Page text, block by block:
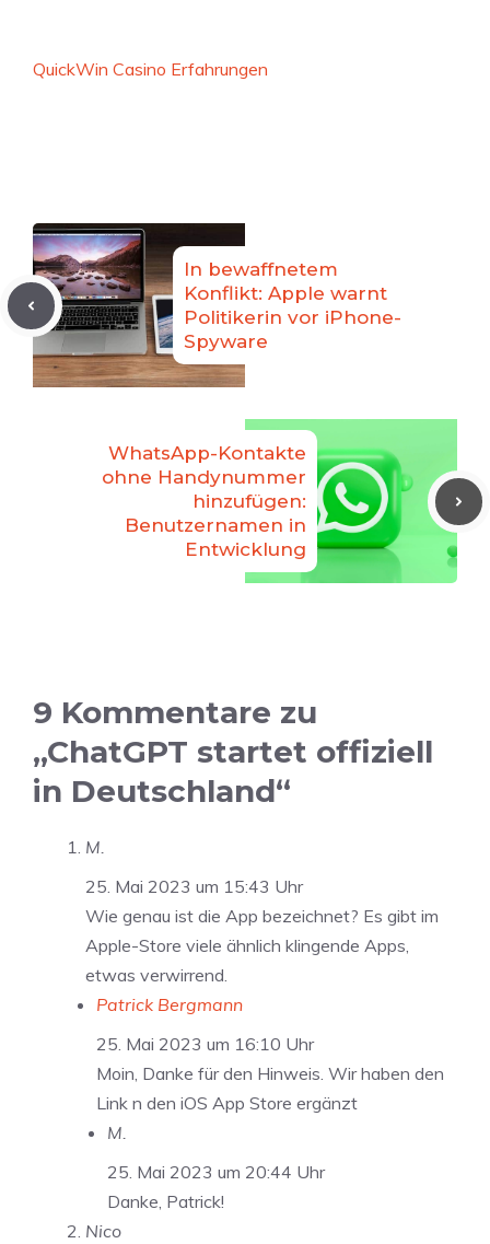
QuickWin Casino Erfahrungen
In bewaffnetem
Konflikt: Apple warnt
Politikerin vor iPhone-
Spyware
WhatsApp-Kontakte
ohne Handynummer
hinzufügen:
Benutzernamen in
Entwicklung
9 Kommentare zu
„ChatGPT startet offiziell
in Deutschland“
M.
25. Mai 2023 um 15:43 Uhr
Wie genau ist die App bezeichnet? Es gibt im
Apple-Store viele ähnlich klingende Apps,
etwas verwirrend.
Patrick Bergmann
25. Mai 2023 um 16:10 Uhr
Moin, Danke für den Hinweis. Wir haben den
Link n den iOS App Store ergänzt
M.
25. Mai 2023 um 20:44 Uhr
Danke, Patrick!
Nico